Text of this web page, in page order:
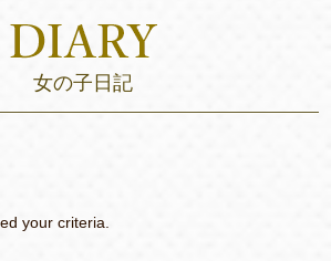
女の子日記
your criteria.